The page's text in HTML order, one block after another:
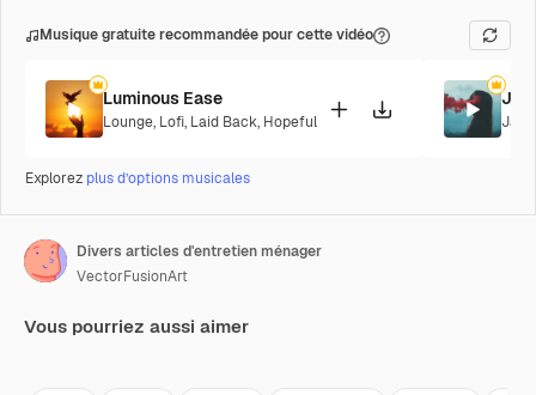
Musique gratuite recommandée pour cette vidéo
Luminous Ease
Lounge, Lofi, Laid Back, Hopeful Jazz
Explorez plus d’options musicales
Divers articles d'entretien ménager
VectorFusionArt
Vous pourriez aussi aimer